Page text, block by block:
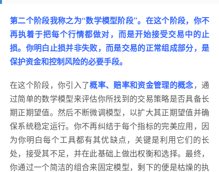
第二个阶段我称之为“数学模型阶段”。在这个阶段，你不
再执着于把每个行情都做对，而是开始接受交易中的止
损。你明白止损并非失败，而是交易的正常组成部分，是
保护资金和控制风险的必要手段。
在这个阶段，你引入了概率、赔率和资金管理的概念，通
过简单的数学模型来评估你所找到的交易策略是否具备长
期正期望值。然后不断微调模型，以扩大其正期望值并确
保系统稳定运行。你不再纠结于每个指标的完美应用，因
为你明白每个工具都有其优缺点，关键是利用它们的长
处，接受其不足，并在此基础上做出权衡和选择。最终，
你通过一个简洁的组合来固定模型，剩下的便是枯燥的执